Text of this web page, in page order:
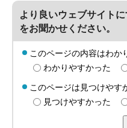
より良いウェブサイト
をお聞かせください。
このページの内容はわか
わかりやすかった
このページは見つけやす
見つけやすかった